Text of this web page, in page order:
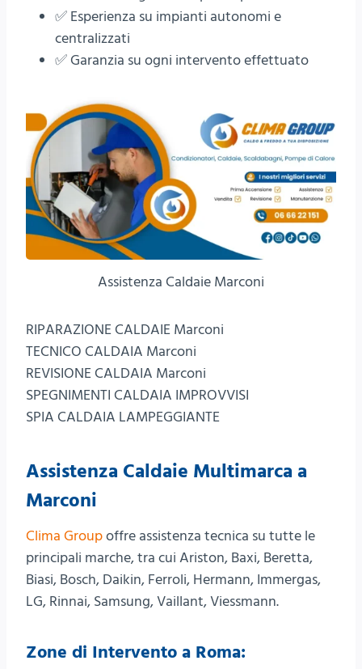
✅ Esperienza su impianti autonomi e
centralizzati
✅ Garanzia su ogni intervento effettuato
Assistenza Caldaie Marconi
RIPARAZIONE CALDAIE Marconi
TECNICO CALDAIA Marconi
REVISIONE CALDAIA Marconi
SPEGNIMENTI CALDAIA IMPROVVISI
SPIA CALDAIA LAMPEGGIANTE
Assistenza Caldaie Multimarca a
Marconi
Clima Groupoffre assistenza tecnica su tutte le
principali marche, tra cui Ariston, Baxi, Beretta,
Biasi, Bosch, Daikin, Ferroli, Hermann, Immergas,
LG, Rinnai, Samsung, Vaillant, Viessmann.
Zone di Intervento a Roma: